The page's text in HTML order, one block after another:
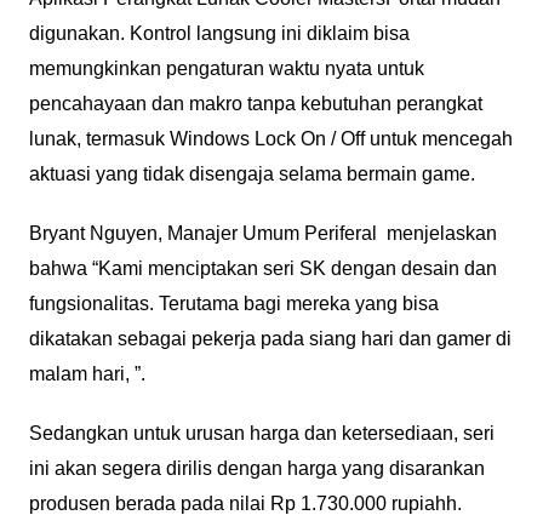
digunakan. Kontrol langsung ini diklaim bisa
memungkinkan pengaturan waktu nyata untuk
pencahayaan dan makro tanpa kebutuhan perangkat
lunak, termasuk Windows Lock On / Off untuk mencegah
aktuasi yang tidak disengaja selama bermain game.
Bryant Nguyen, Manajer Umum Periferal menjelaskan
bahwa “Kami menciptakan seri SK dengan desain dan
fungsionalitas. Terutama bagi mereka yang bisa
dikatakan sebagai pekerja pada siang hari dan gamer di
malam hari, ”.
Sedangkan untuk urusan harga dan ketersediaan, seri
ini akan segera dirilis dengan harga yang disarankan
produsen berada pada nilai Rp 1.730.000 rupiahh.